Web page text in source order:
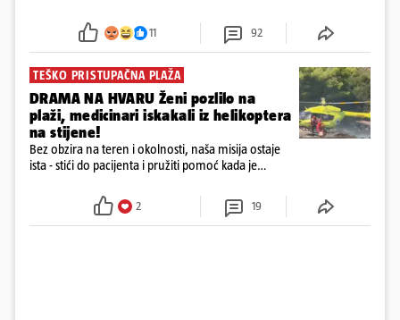
požar, rekao je vlasnik
11 92
TEŠKO PRISTUPAČNA PLAŽA
DRAMA NA HVARU Ženi pozlilo na
plaži, medicinari iskakali iz helikoptera
na stijene!
Bez obzira na teren i okolnosti, naša misija ostaje
ista - stići do pacijenta i pružiti pomoć kada je
2 19